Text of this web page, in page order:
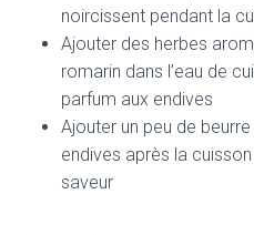
noircissent pendant la
Ajouter des herbes
romarin dans l’eau de
parfum aux endives
Ajouter un peu de beurre
endives après la
saveur